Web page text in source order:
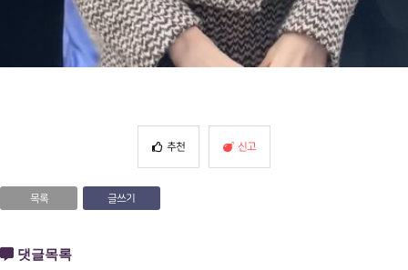
추천 신고
목록 글쓰기
댓글목록